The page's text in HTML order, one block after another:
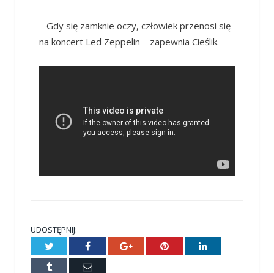
– Gdy się zamknie oczy, człowiek przenosi się
na koncert Led Zeppelin – zapewnia Cieślik.
UDOSTĘPNIJ:
Twitter Facebook Google+ Pinterest LinkedIn
Tumblr
E-